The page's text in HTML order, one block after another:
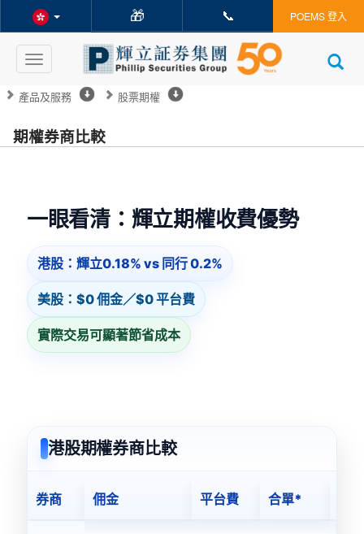
🎁 📞 POEMS 登入
Toggle
navigation
產品及服務 股票期權
期權券商比較
一眼看清：輝立期權收費優勢
港股：輝立0.18% vs 同行 0.2%
美股：$0 佣金／$0 平台費
實際交易可顯著節省成本
港股期權券商比較
券商 佣金 平台費 合單*